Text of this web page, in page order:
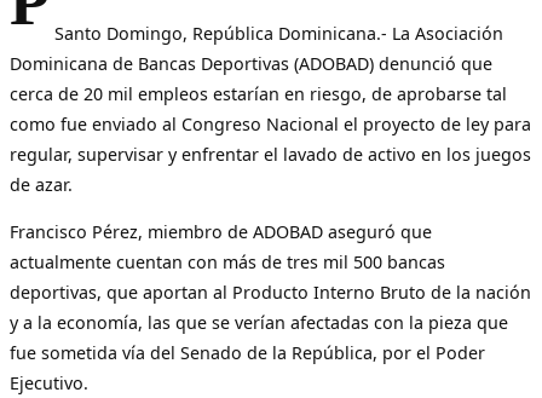
Santo Domingo, República Dominicana.- La Asociación
Dominicana de Bancas Deportivas (ADOBAD) denunció que
cerca de 20 mil empleos estarían en riesgo, de aprobarse tal
como fue enviado al Congreso Nacional el proyecto de ley para
regular, supervisar y enfrentar el lavado de activo en los juegos
de azar.
Francisco Pérez, miembro de ADOBAD aseguró que
actualmente cuentan con más de tres mil 500 bancas
deportivas, que aportan al Producto Interno Bruto de la nación
y a la economía, las que se verían afectadas con la pieza que
fue sometida vía del Senado de la República, por el Poder
Ejecutivo.